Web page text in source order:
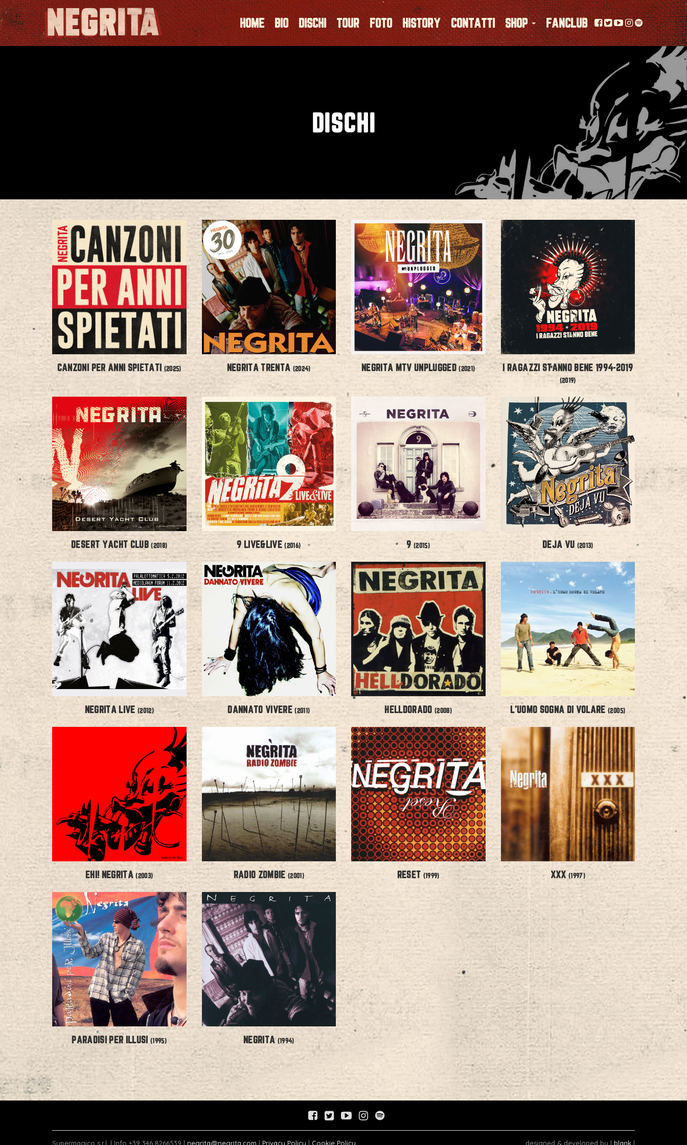
HOME BIO DISCHI TOUR FOTO HISTORY CONTATTI SHOP FANCLUB
DISCHI
CANZONI PER ANNI SPIETATI (2025) NEGRITA TRENTA (2024) NEGRITA MTV UNPLUGGED(2021) I RAGAZZI STANNO BENE 1994-2019
(2019)
DESERT YACHT CLUB(2018) 9 LIVE&LIVE(2016) 9(2015) DEJA VU (2013)
NEGRITA LIVE (2012) DANNATO VIVERE(2011) HELLDORADO(2008) L’UOMO SOGNA DI VOLARE(2005)
EHI! NEGRITA(2003) RADIO ZOMBIE (2001) RESET (1999) XXX (1997)
PARADISI PER ILLUSI(1995) NEGRITA (1994)
Supermagico s.r.l. | Info +39 346 8266539 | negrita@negrita.com | Privacy Policy | Cookie Policy designed & developed by | blank |